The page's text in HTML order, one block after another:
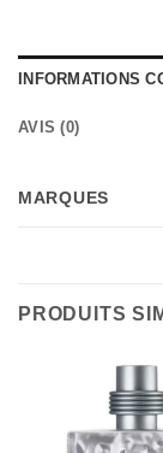
INFORMATIONS
AVIS (0)
MARQUES
PRODUITS